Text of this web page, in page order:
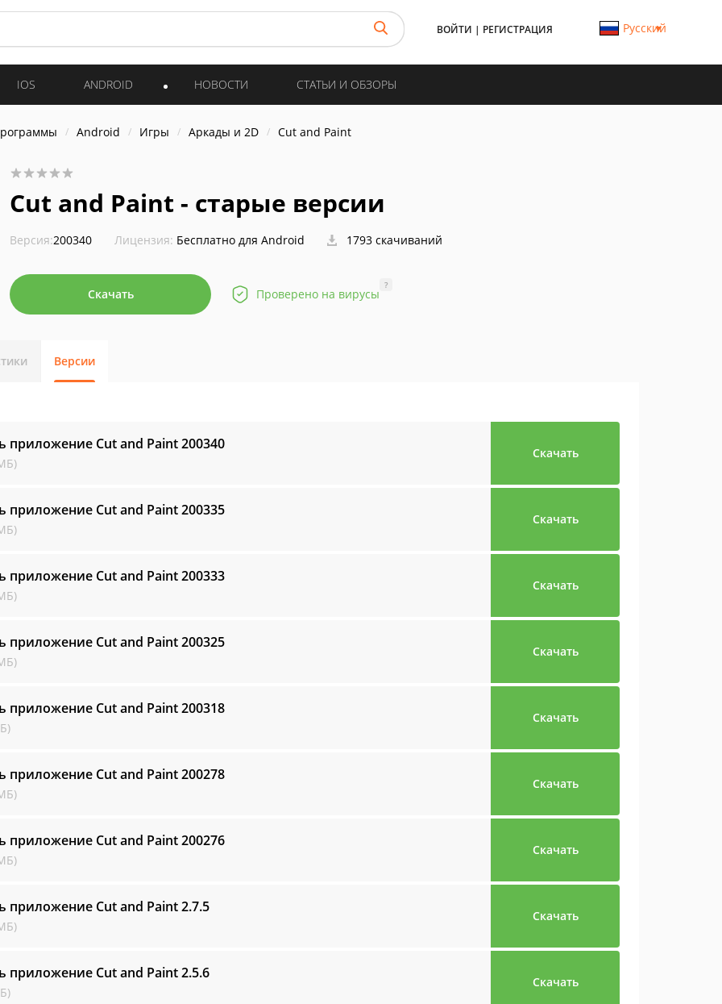
ВОЙТИ | РЕГИСТРАЦИЯ Русский
IOS ANDROID НОВОСТИ СТАТЬИ И ОБЗОРЫ
Android Игры Аркады и 2D Cut and Paint
Cut and Paint - старые версии
Версия:200340 Лицензия: Бесплатно для Android 1793 скачиваний
Скачать Проверено на вирусы
?
Версии
приложение Cut and Paint200340
Скачать
приложение Cut and Paint200335
Скачать
приложение Cut and Paint200333
Скачать
приложение Cut and Paint200325
Скачать
приложение Cut and Paint200318
Скачать
приложение Cut and Paint200278
Скачать
приложение Cut and Paint200276
Скачать
приложение Cut and Paint2.7.5
Скачать
приложение Cut and Paint2.5.6
Скачать